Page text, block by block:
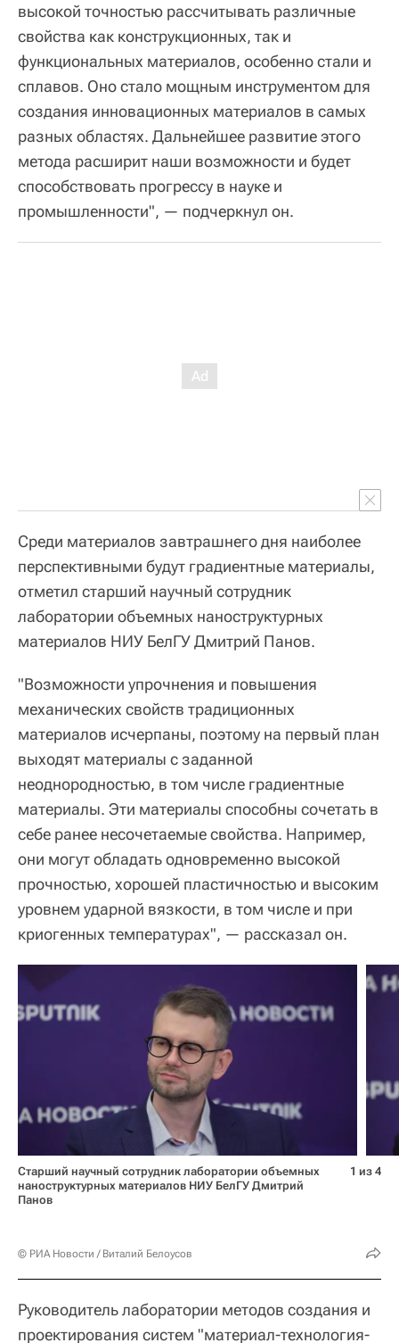
высокой точностью рассчитывать различные
свойства как конструкционных, так и
функциональных материалов, особенно стали и
сплавов. Оно стало мощным инструментом для
создания инновационных материалов в самых
разных областях. Дальнейшее развитие этого
метода расширит наши возможности и будет
способствовать прогрессу в науке и
промышленности", — подчеркнул он.
Среди материалов завтрашнего дня наиболее
перспективными будут градиентные материалы,
отметил старший научный сотрудник
лаборатории объемных наноструктурных
материалов НИУ БелГУ Дмитрий Панов.
"Возможности упрочнения и повышения
механических свойств традиционных
материалов исчерпаны, поэтому на первый план
выходят материалы с заданной
неоднородностью, в том числе градиентные
материалы. Эти материалы способны сочетать в
себе ранее несочетаемые свойства. Например,
они могут обладать одновременно высокой
прочностью, хорошей пластичностью и высоким
уровнем ударной вязкости, в том числе и при
криогенных температурах", — рассказал он.
Старший научный сотрудник лаборатории объемных
наноструктурных материалов НИУ БелГУ Дмитрий
Панов
© РИА Новости / Виталий Белоусов
1 из 4
Руководитель лаборатории методов создания и
проектирования систем "материал-технология-